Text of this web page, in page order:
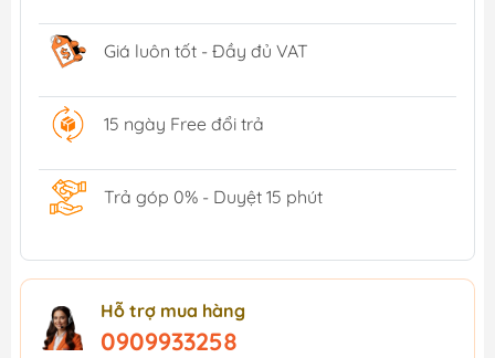
Giá luôn tốt - Đầy đủ VAT
15 ngày Free đổi trả
Trả góp 0% - Duyệt 15 phút
Hỗ trợ mua hàng
0909933258